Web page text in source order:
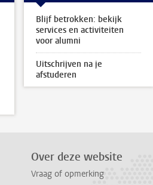
Blijf betrokken: bekijk
services en activiteiten
voor alumni
Uitschrijven na je
afstuderen
Over deze website
Vraag of opmerking